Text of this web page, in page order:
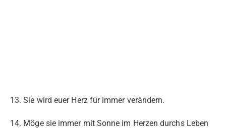
13. Sie wird euer Herz für immer verändern.
14. Möge sie immer mit Sonne im Herzen durchs Leben